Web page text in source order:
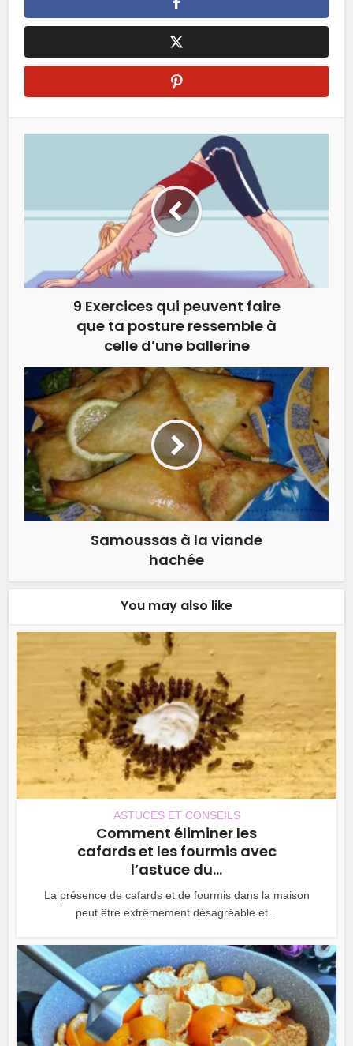
9 Exercices qui peuvent faire
que ta posture ressemble à
celle d’une ballerine
Samoussas à la viande
hachée
You may also like
ASTUCES ET CONSEILS
Comment éliminer les
cafards et les fourmis avec
l’astuce du...
La présence de cafards et de fourmis dans la maison
peut être extrêmement désagréable et...